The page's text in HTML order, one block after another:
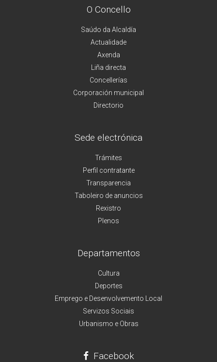
O Concello
Saúdo da Alcaldía
Actualidade
Axenda
Liña directa
Concellerías
Corporación municipal
Directorio
Sede electrónica
Trámites
Perfil contratante
Transparencia
Taboleiro de anuncios
Rexistro
Plenos
Departamentos
Cultura
Deportes
Emprego e Desenvolvemento Local
Servizos Sociais
Urbanismo e Obras
Facebook